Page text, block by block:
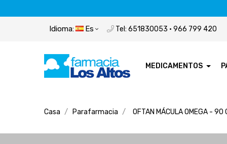
Idioma: Es Tel: 651830053 · 966 799 420
MEDICAMENTOS
Casa Parafarmacia OFTAN MÁCULA OMEGA - 90